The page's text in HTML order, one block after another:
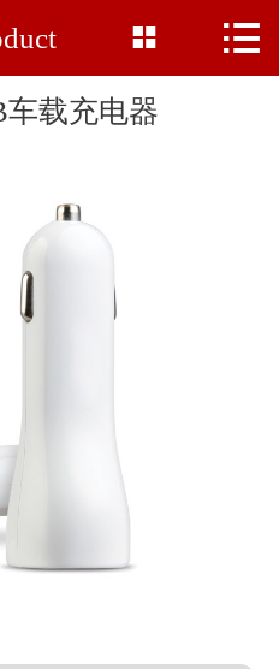
 Home
About Us
Feedback
 
车载充电器